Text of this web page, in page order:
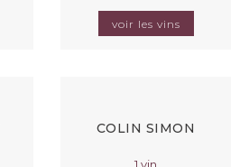
voir les vins
COLIN SIMON
1 vin